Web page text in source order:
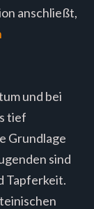
anschließt,
und bei
tief
Grundlage
sind
Tapferkeit.